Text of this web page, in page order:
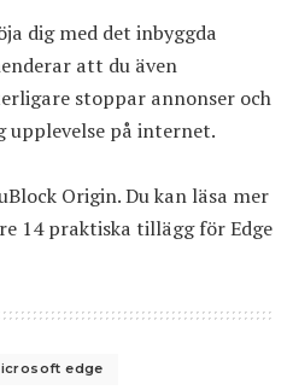
dig med det inbyggda
att du även
stoppar annonser och
upplevelse på internet.
Origin. Du kan läsa mer
14 praktiska tillägg för Edge
edge